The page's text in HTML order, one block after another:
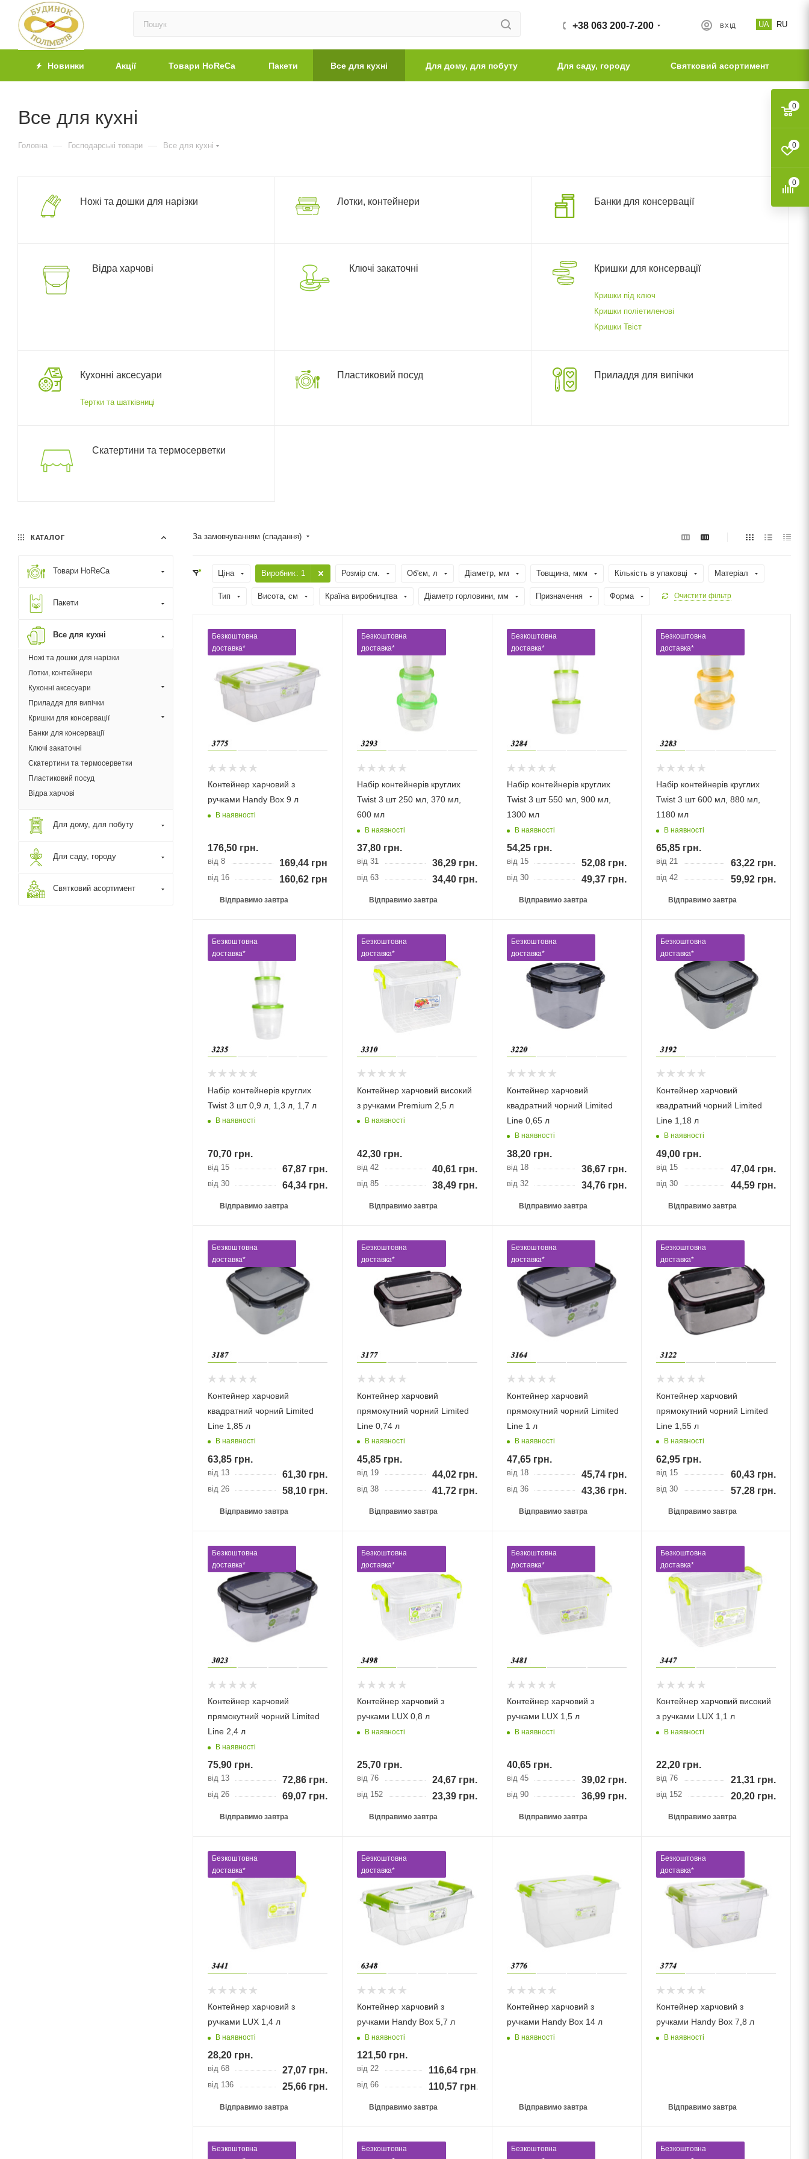
UA RU
ВХІД
+38 063 200-7-200
Новинки Акції Товари HoReCa Пакети Все для кухні Для дому, для побуту Для саду, городу Святковий асортимент
Все для кухні
Головна — Господарські товари — Все для кухні
Ножі та дошки для нарізки Лотки, контейнери Банки для консервації
Відра харчові Ключі закаточні Кришки для консервації
Кришки під ключ
Кришки поліетиленові
Кришки Твіст
Кухонні аксесуари
Тертки та шатківниці
Пластиковий посуд Приладдя для випічки
Скатертини та термосерветки
За замовчуванням (спадання)
Ціна Виробник: 1 Розмір см. Об'єм, л Діаметр, мм Товщина, мкм Кількість в упаковці Матеріал
Тип Висота, см Країна виробництва Діаметр горловини, мм Призначення Форма Очистити фільтр
Безкоштовна
доставка*
Контейнер харчовий з
ручками Handy Box 9 л
В наявності
176,50 грн.
від 8 169,44грн.
від 16 160,62грн.
Відправимо завтра
Безкоштовна
доставка*
Набір контейнерів круглих
Twist 3 шт 250 мл, 370 мл,
600 мл
В наявності
37,80 грн.
від 31 36,29грн.
від 63 34,40грн.
Відправимо завтра
Безкоштовна
доставка*
Набір контейнерів круглих
Twist 3 шт 550 мл, 900 мл,
1300 мл
В наявності
54,25грн.
від 15 52,08грн.
від 30 49,37грн.
Відправимо завтра
Безкоштовна
доставка*
Набір контейнерів круглих
Twist 3 шт 600 мл, 880 мл,
1180 мл
В наявності
65,85грн.
від 21 63,22 грн.
від 42 59,92 грн.
Відправимо завтра
Безкоштовна
доставка*
Набір контейнерів круглих
Twist 3 шт 0,9 л, 1,3 л, 1,7 л
В наявності
70,70 грн.
від 15 67,87 грн.
від 30 64,34 грн.
Відправимо завтра
Безкоштовна
доставка*
Контейнер харчовий високий
з ручками Premium 2,5 л
В наявності
42,30 грн.
від 42 40,61грн.
від 85 38,49грн.
Відправимо завтра
Безкоштовна
доставка*
Контейнер харчовий
квадратний чорний Limited
Linе 0,65 л
В наявності
38,20грн.
від 18 36,67грн.
від 32 34,76грн.
Відправимо завтра
Безкоштовна
доставка*
Контейнер харчовий
квадратний чорний Limited
Linе 1,18 л
В наявності
49,00грн.
від 15 47,04 грн.
від 30 44,59 грн.
Відправимо завтра
Безкоштовна
доставка*
Контейнер харчовий
квадратний чорний Limited
Linе 1,85 л
В наявності
63,85 грн.
від 13 61,30 грн.
від 26 58,10 грн.
Відправимо завтра
Безкоштовна
доставка*
Контейнер харчовий
прямокутний чорний Limited
Linе 0,74 л
В наявності
45,85 грн.
від 19 44,02грн.
від 38 41,72грн.
Відправимо завтра
Безкоштовна
доставка*
Контейнер харчовий
прямокутний чорний Limited
Linе 1 л
В наявності
47,65грн.
від 18 45,74грн.
від 36 43,36грн.
Відправимо завтра
Безкоштовна
доставка*
Контейнер харчовий
прямокутний чорний Limited
Linе 1,55 л
В наявності
62,95грн.
від 15 60,43 грн.
від 30 57,28 грн.
Відправимо завтра
Безкоштовна
доставка*
Контейнер харчовий
прямокутний чорний Limited
Linе 2,4 л
В наявності
75,90 грн.
від 13 72,86 грн.
від 26 69,07 грн.
Відправимо завтра
Безкоштовна
доставка*
Контейнер харчовий з
ручками LUX 0,8 л
В наявності
25,70 грн.
від 76 24,67грн.
від 152 23,39грн.
Відправимо завтра
Безкоштовна
доставка*
Контейнер харчовий з
ручками LUX 1,5 л
В наявності
40,65грн.
від 45 39,02грн.
від 90 36,99грн.
Відправимо завтра
Безкоштовна
доставка*
Контейнер харчовий високий
з ручками LUX 1,1 л
В наявності
22,20грн.
від 76 21,31 грн.
від 152 20,20 грн.
Відправимо завтра
Безкоштовна
доставка*
Контейнер харчовий з
ручками LUX 1,4 л
В наявності
28,20 грн.
від 68 27,07 грн.
від 136 25,66 грн.
Відправимо завтра
Безкоштовна
доставка*
Контейнер харчовий з
ручками Handy Box 5,7 л
В наявності
121,50 грн.
від 22 116,64грн.
від 66 110,57грн.
Відправимо завтра
Контейнер харчовий з
ручками Handy Box 14 л
В наявності
Відправимо завтра
Безкоштовна
доставка*
Контейнер харчовий з
ручками Handy Box 7,8 л
В наявності
Відправимо завтра
Безкоштовна
Безкоштовна
Безкоштовна
Безкоштовна
КАТАЛОГ
Товари HoReCa
Пакети
Все для кухні
Ножі та дошки для нарізки
Лотки, контейнери
Кухонні аксесуари
Приладдя для випічки
Кришки для консервації
Банки для консервації
Ключі закаточні
Скатертини та термосерветки
Пластиковий посуд
Відра харчові
Для дому, для побуту
Для саду, городу
Святковий асортимент
0
0
0